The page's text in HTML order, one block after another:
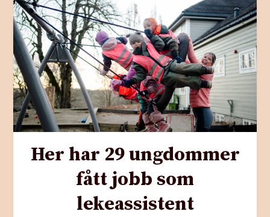
Her har 29 ungdommer
fått jobb som
lekeassistent